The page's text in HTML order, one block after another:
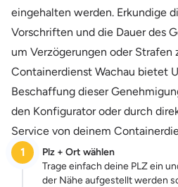
eingehalten werden. Erkundige
Vorschriften und die Dauer des
um Verzögerungen oder Strafen
Containerdienst Wachau bietet
Beschaffung dieser
den Konfigurator oder durch
Service von deinem
1
Plz + Ort wählen
Trage einfach deine PLZ ein
der Nähe aufgestellt werden